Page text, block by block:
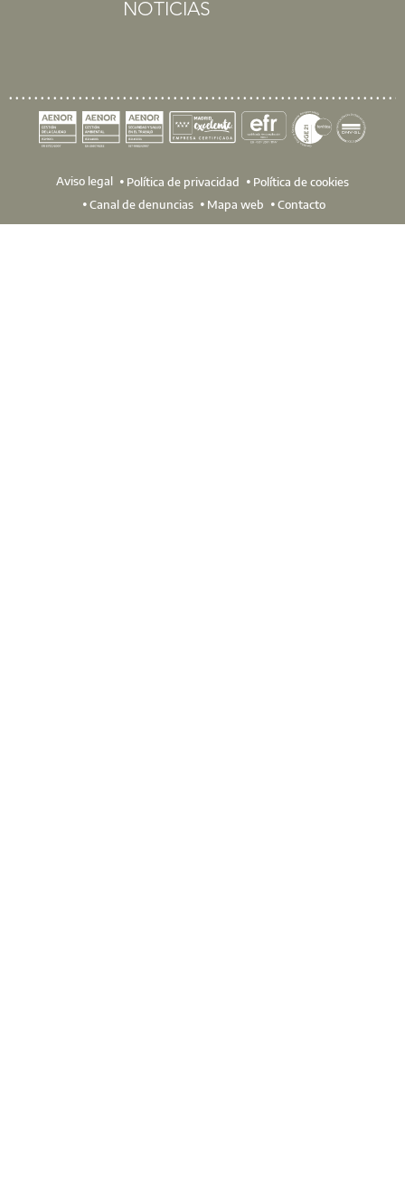
NOTICIAS
Aviso legal Política de privacidad
Política de cookies
Canal de denuncias
Mapa web Contacto